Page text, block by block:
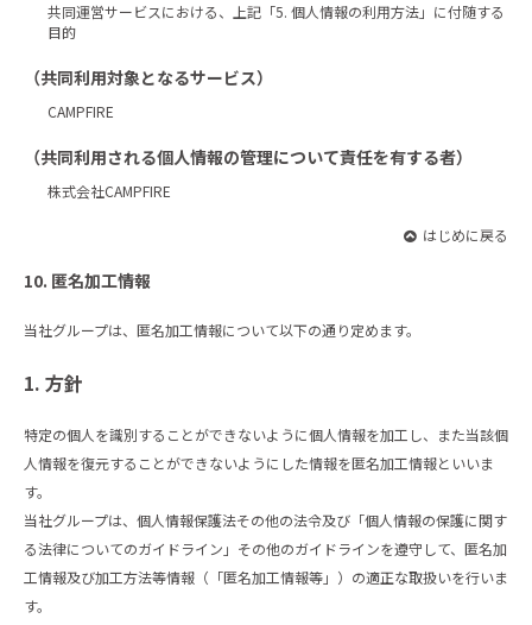
共同運営サービスにおける、上記「5. 個人情報の利用方法」に付随する
目的
（共同利用対象となるサービス）
CAMPFIRE
（共同利用される個人情報の管理について責任を有する者）
株式会社CAMPFIRE
はじめに戻る
10. 匿名加工情報
当社グループは、匿名加工情報について以下の通り定めます。
1. 方針
特定の個人を識別することができないように個人情報を加工し、また当該個
人情報を復元することができないようにした情報を匿名加工情報といいま
す。
当社グループは、個人情報保護法その他の法令及び「個人情報の保護に関す
る法律についてのガイドライン」その他のガイドラインを遵守して、匿名加
工情報及び加工方法等情報（「匿名加工情報等」）の適正な取扱いを行いま
す。